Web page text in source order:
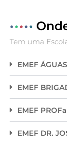
•••••
Tem uma
EMEF
EMEF
EMEF
EMEF DR.